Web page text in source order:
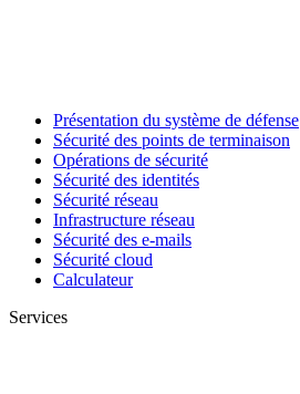
Présentation du système de défense
Sécurité des points de terminaison
Opérations de sécurité
Sécurité des identités
Sécurité réseau
Infrastructure réseau
Sécurité des e-mails
Sécurité cloud
Calculateur
Services